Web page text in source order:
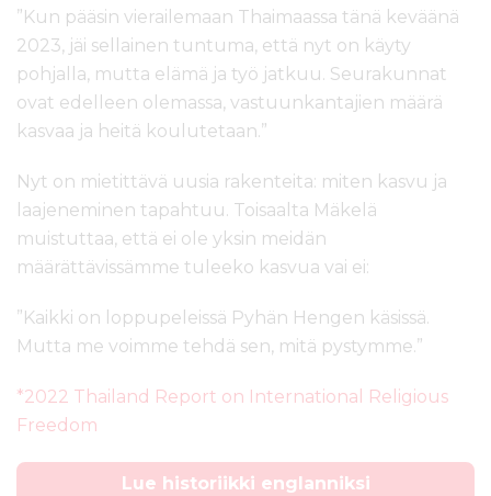
”Kun pääsin vierailemaan Thaimaassa tänä keväänä
2023, jäi sellainen tuntuma, että nyt on käyty
pohjalla, mutta elämä ja työ jatkuu. Seurakunnat
ovat edelleen olemassa, vastuunkantajien määrä
kasvaa ja heitä koulutetaan.”
Nyt on mietittävä uusia rakenteita: miten kasvu ja
laajeneminen tapahtuu. Toisaalta Mäkelä
muistuttaa, että ei ole yksin meidän
määrättävissämme tuleeko kasvua vai ei:
”Kaikki on loppupeleissä Pyhän Hengen käsissä.
Mutta me voimme tehdä sen, mitä pystymme.”
*2022 Thailand Report on International Religious
Freedom
Lue historiikki englanniksi